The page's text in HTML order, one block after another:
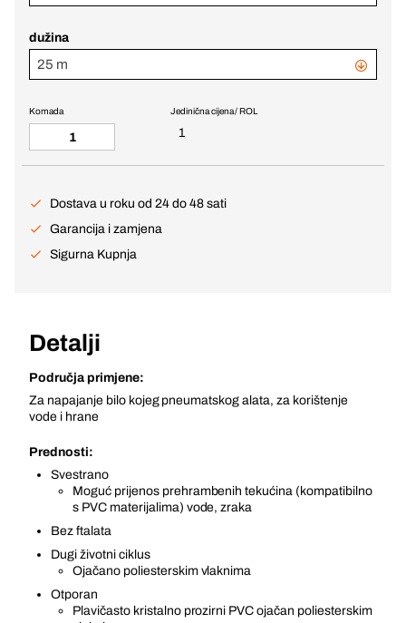
dužina
25 m
Jedinična cijena / ROL
1
Komada
Dostava u roku od 24 do 48 sati
Garancija i zamjena
Sigurna Kupnja
Detalji
Područja primjene:
Za napajanje bilo kojeg pneumatskog alata, za korištenje
vode i hrane
Prednosti:
Svestrano
Moguć prijenos prehrambenih tekućina (kompatibilno
s PVC materijalima) vode, zraka
Bez ftalata
Dugi životni ciklus
Ojačano poliesterskim vlaknima
Otporan
Plavičasto kristalno prozirni PVC ojačan poliesterskim